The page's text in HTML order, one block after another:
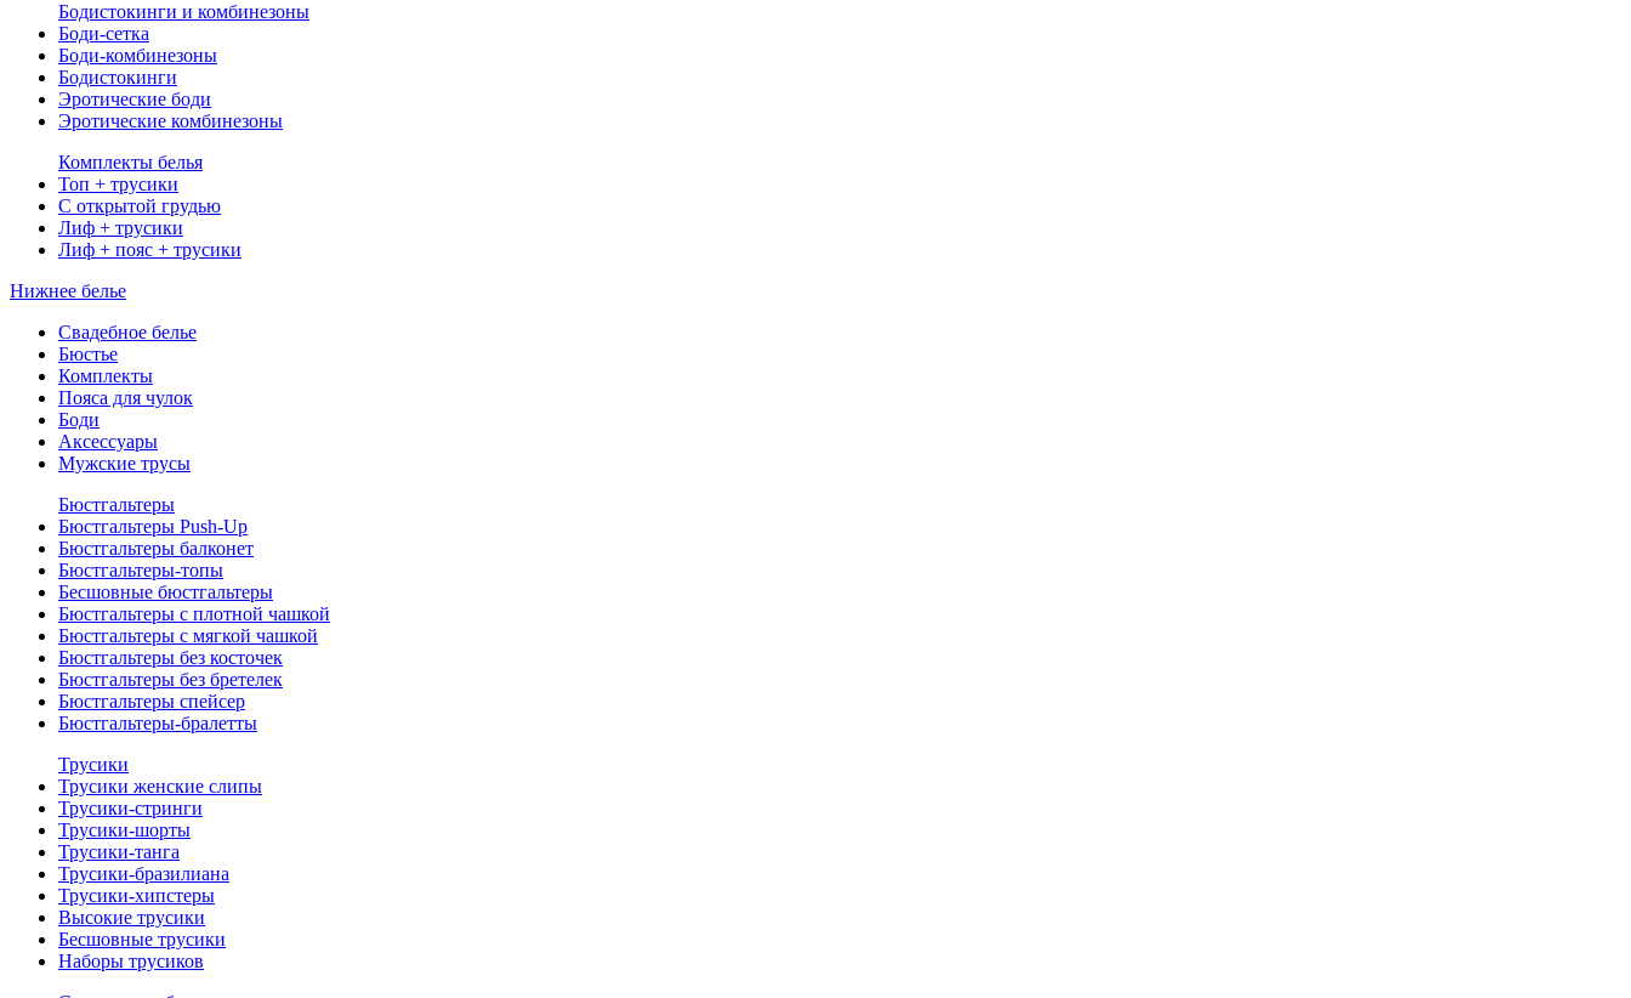
Бодистокинги и комбинезоны
Боди-сетка
Боди-комбинезоны
Бодистокинги
Эротические боди
Эротические комбинезоны
Комплекты белья
Топ + трусики
С открытой грудью
Лиф + трусики
Лиф + пояс + трусики
Нижнее белье
Свадебное белье
Бюстье
Комплекты
Пояса для чулок
Боди
Аксессуары
Мужские трусы
Бюстгальтеры
Бюстгальтеры Push-Up
Бюстгальтеры балконет
Бюстгальтеры-топы
Бесшовные бюстгальтеры
Бюстгальтеры с плотной чашкой
Бюстгальтеры с мягкой чашкой
Бюстгальтеры без косточек
Бюстгальтеры без бретелек
Бюстгальтеры спейсер
Бюстгальтеры-бралетты
Трусики
Трусики женские слипы
Трусики-стринги
Трусики-шорты
Трусики-танга
Трусики-бразилиана
Трусики-хипстеры
Высокие трусики
Бесшовные трусики
Наборы трусиков